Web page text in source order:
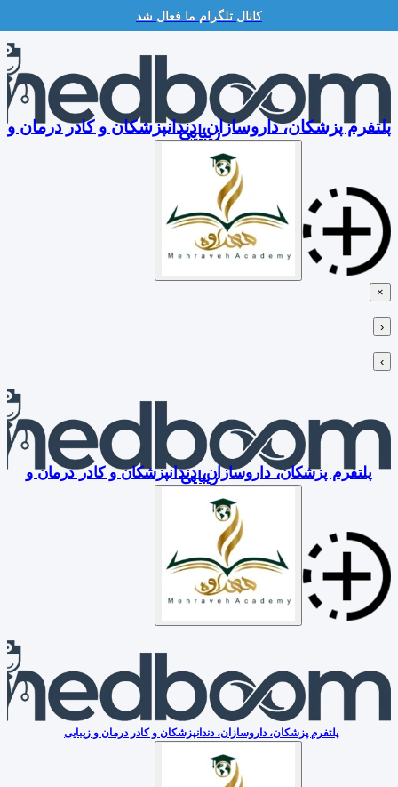
کانال تلگرام ما فعال شد
Skip
content
پلتفرم پزشکان، داروسازان، دندانپزشکان و کادر درمان و
زیبایی
×
‹
›
پلتفرم پزشکان، داروسازان، دندانپزشکان و کادر درمان و
زیبایی
پلتفرم پزشکان، داروسازان، دندانپزشکان و کادر درمان و زیبایی